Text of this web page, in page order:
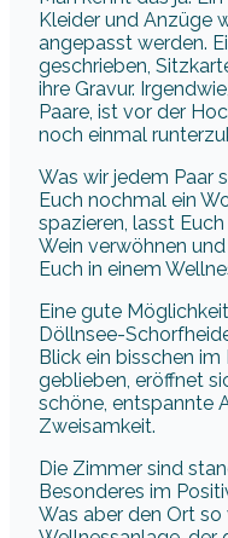
Kleider und Anzüge
angepasst werden.
geschrieben,
ihre Gravur.
Paare, ist vor der
noch einmal
Was wir jedem Paar
Euch nochmal ein
spazieren, lasst
Wein verwöhnen
Euch in einem
Eine gute
Döllnsee-
Blick ein bisschen
geblieben, eröffnet
schöne, entspannte
Zweisamkeit.
Die Zimmer sind
Besonderes im
Was aber den Ort